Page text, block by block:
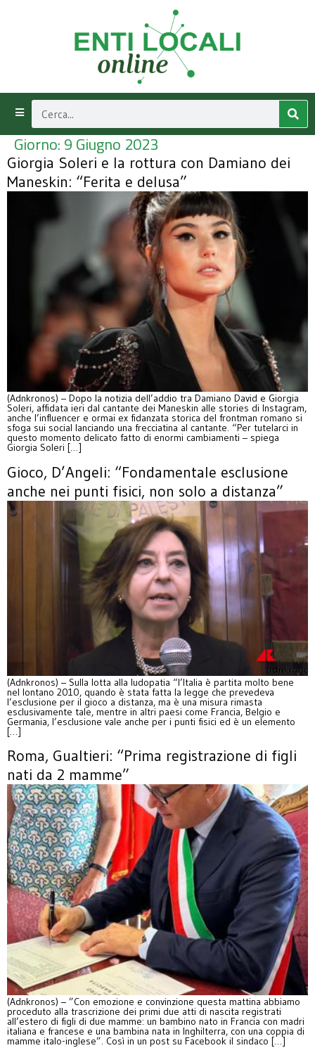
Giorno: 9 Giugno 2023
Giorgia Soleri e la rottura con Damiano dei
Maneskin: “Ferita e delusa”
(Adnkronos) – Dopo la notizia dell’addio tra Damiano David e Giorgia
Soleri, affidata ieri dal cantante dei Maneskin alle stories di Instagram,
anche l’influencer e ormai ex fidanzata storica del frontman romano si
sfoga sui social lanciando una frecciatina al cantante. “Per tutelarci in
questo momento delicato fatto di enormi cambiamenti – spiega
Giorgia Soleri […]
Gioco, D’Angeli: “Fondamentale esclusione
anche nei punti fisici, non solo a distanza”
(Adnkronos) – Sulla lotta alla ludopatia “l’Italia è partita molto bene
nel lontano 2010, quando è stata fatta la legge che prevedeva
l’esclusione per il gioco a distanza, ma è una misura rimasta
esclusivamente tale, mentre in altri paesi come Francia, Belgio e
Germania, l’esclusione vale anche per i punti fisici ed è un elemento
[…]
Roma, Gualtieri: “Prima registrazione di figli
nati da 2 mamme”
(Adnkronos) – ”Con emozione e convinzione questa mattina abbiamo
proceduto alla trascrizione dei primi due atti di nascita registrati
all’estero di figli di due mamme: un bambino nato in Francia con madri
italiana e francese e una bambina nata in Inghilterra, con una coppia di
mamme italo-inglese”. Così in un post su Facebook il sindaco […]